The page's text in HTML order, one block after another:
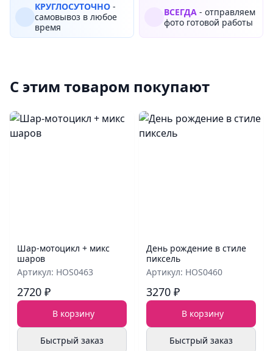
КРУГЛОСУТОЧНО -
самовывоз в любое
время
ВСЕГДА - отправляем
фото готовой работы
С этим товаром покупают
Шар‑мотоцикл + микс
шаров
Артикул: HOS0463
2720 ₽
В корзину
Быстрый заказ
День рождение в стиле
пиксель
Артикул: HOS0460
3270 ₽
В корзину
Быстрый заказ